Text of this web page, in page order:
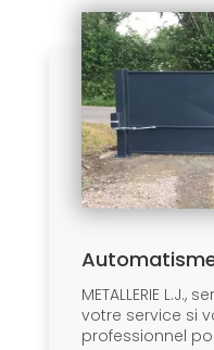
METALLERIE
votre service si
professionnel